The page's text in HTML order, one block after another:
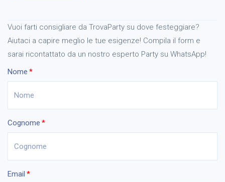
Vuoi farti consigliare da TrovaParty su dove festeggiare?
Aiutaci a capire meglio le tue esigenze! Compila il form e
sarai ricontattato da un nostro esperto Party su WhatsApp!
Nome
Cognome
Email